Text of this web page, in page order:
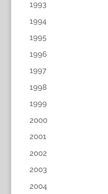
1993
1994
1995
1996
1997
1998
1999
2000
2001
2002
2003
2004